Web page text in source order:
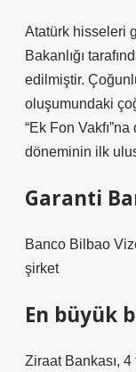
Atatürk hisseleri
Bakanlığı
edilmiştir.
oluşumundaki
“Ek Fon
döneminin ilk
Garanti
Banco Bilbao
şirket
En büyük
Ziraat Bankası,